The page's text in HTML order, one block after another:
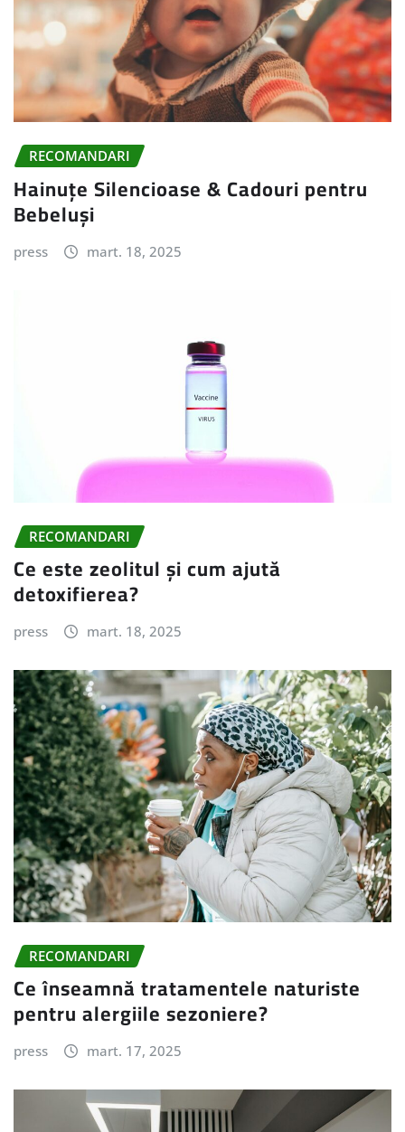
RECOMANDARI
Hainuțe Silencioase & Cadouri pentru
Bebeluși
press mart. 18, 2025
RECOMANDARI
Ce este zeolitul și cum ajută
detoxifierea?
press mart. 18, 2025
RECOMANDARI
Ce înseamnă tratamentele naturiste
pentru alergiile sezoniere?
press mart. 17, 2025